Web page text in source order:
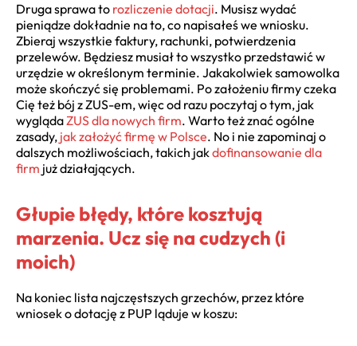
Druga sprawa to rozliczenie dotacji. Musisz wydać
pieniądze dokładnie na to, co napisałeś we wniosku.
Zbieraj wszystkie faktury, rachunki, potwierdzenia
przelewów. Będziesz musiał to wszystko przedstawić w
urzędzie w określonym terminie. Jakakolwiek samowolka
może skończyć się problemami. Po założeniu firmy czeka
Cię też bój z ZUS-em, więc od razu poczytaj o tym, jak
wyglądaZUS dla nowych firm. Warto też znać ogólne
zasady, jak założyć firmę w Polsce. No i nie zapominaj o
dalszych możliwościach, takich jakdofinansowanie dla
firm już działających.
Głupie błędy, które kosztują
marzenia. Ucz się na cudzych (i
moich)
Na koniec lista najczęstszych grzechów, przez które
wniosek o dotację z PUP ląduje w koszu: